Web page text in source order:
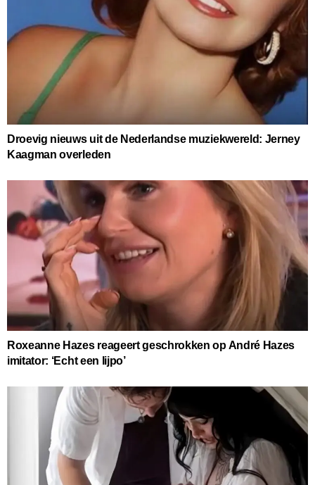
Droevig nieuws uit de Nederlandse muziekwereld: Jerney
Kaagman overleden
Roxeanne Hazes reageert geschrokken op André Hazes
imitator: ‘Echt een lijpo’